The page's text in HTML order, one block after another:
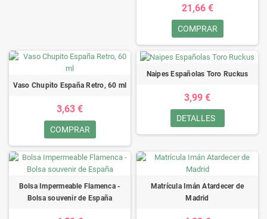
21,66 €
COMPRAR
Vaso Chupito España Retro, 60 ml
3,63 €
COMPRAR
Naipes Españolas Toro Ruckus
3,99 €
DETALLES
Bolsa Impermeable Flamenca -
Bolsa souvenir de España
Matrícula Imán Atardecer de
Madrid